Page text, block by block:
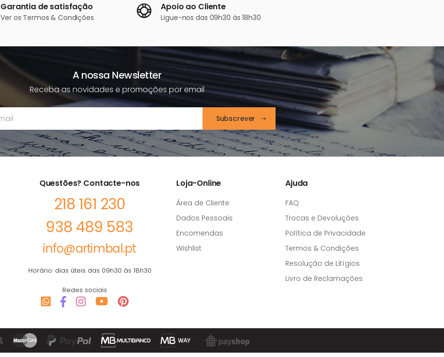
Garantia de satisfação
Ver os Termos & Condições
Apoio ao Cliente
Ligue-nos das 09h30 às 18h30
A nossa Newsletter
Receba as novidades e promoções por email
Subscrever
Questões? Contacte-nos
218 161 230
938 489 583
info@artimbal.pt
Horário: dias úteis das 09h30 às 18h30
Redes sociais
Loja-Online
Área de Cliente
Dados Pessoais
Encomendas
Wishlist
Ajuda
FAQ
Trocas e Devoluções
Política de Privacidade
Termos & Condições
Resolução de Litígios
Livro de Reclamações